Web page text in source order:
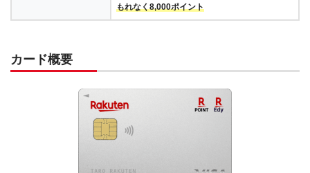
もれなく8,000ポイント
カード概要